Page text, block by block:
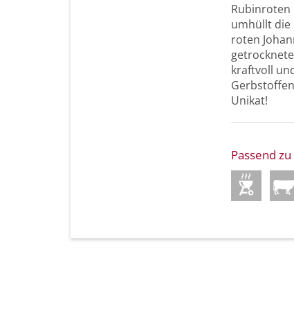
Rubinroten
umhüllt die
roten
kraftvoll
Unikat!
Passend zu